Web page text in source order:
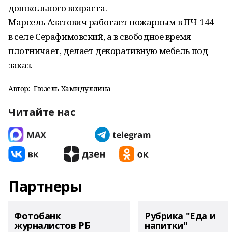
дошкольного возраста.
Марсель Азатович работает пожарным в ПЧ-144
в селе Серафимовский, а в свободное время
плотничает, делает декоративную мебель под
заказ.
Автор: Гюзель Хамидуллина
Читайте нас
Партнеры
Фотобанк
журналистов РБ
Рубрика "Еда и
напитки"